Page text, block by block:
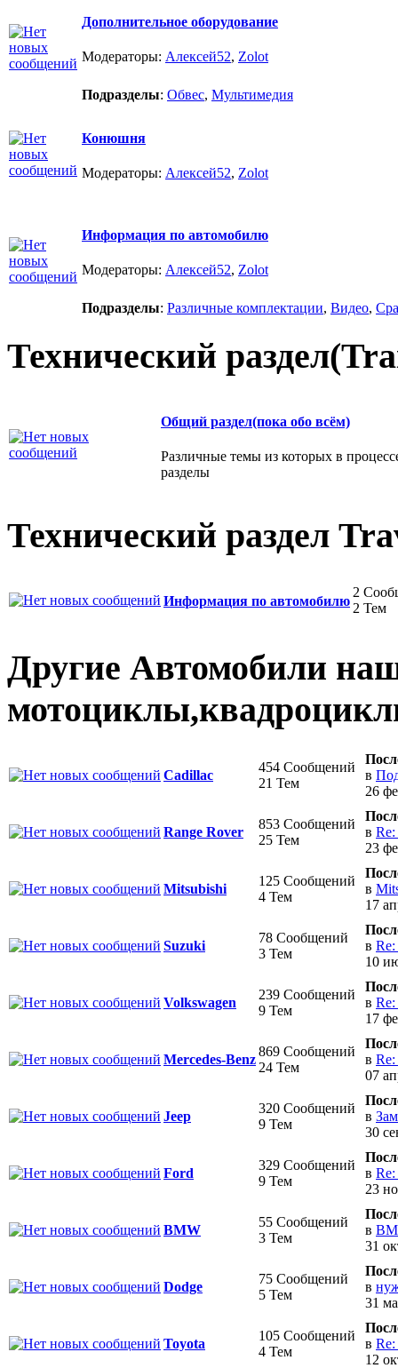
Дополнительное оборудование
Модераторы: Алексей52, Zolot
Подразделы: Обвес, Мультимедия
Конюшня
Модераторы: Алексей52, Zolot
Информация по автомобилю
Модераторы: Алексей52, Zolot
Подразделы: Различные комплектации, Видео,
Технический
Общий раздел(пока обо всём)
Различные темы из которых в
разделы
Технический раздел
Информация по автомобилю
2
2 Тем
Другие Автомобили
Cadillac
454 Сообщений
21 Тем
в
26
Range Rover
853 Сообщений
25 Тем
в
23
Mitsubishi
125 Сообщений
4 Тем
в
17
Suzuki
78 Сообщений
3 Тем
в
10
Volkswagen
239 Сообщений
9 Тем
в
17
Mercedes-Benz
869 Сообщений
24 Тем
в
07
Jeep
320 Сообщений
9 Тем
в
30
Ford
329 Сообщений
9 Тем
в
23
BMW
55 Сообщений
3 Тем
в
31
Dodge
75 Сообщений
5 Тем
в
31
Toyota
105 Сообщений
4 Тем
в
12